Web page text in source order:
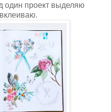
один проект выделяю